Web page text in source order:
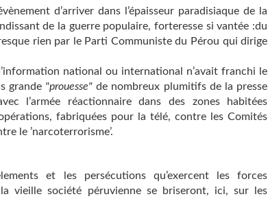
d’arriver dans l’épaisseur paradisiaque de la
de la guerre populaire, forteresse si vantée :du
rien par le Parti Communiste du Pérou qui dirige
national ou international n’avait franchi le
grande "prouesse" de nombreux plumitifs de la presse
l’armée réactionnaire dans des zones habitées
fabriquées pour la télé, contre les Comités
le ’narcoterrorisme’.
et les persécutions qu’exercent les forces
vieille société péruvienne se briseront, ici, sur les